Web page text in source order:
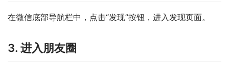
在微信底部导航栏中，点击“发现”按钮，进入发现页面。
3. 进入朋友圈